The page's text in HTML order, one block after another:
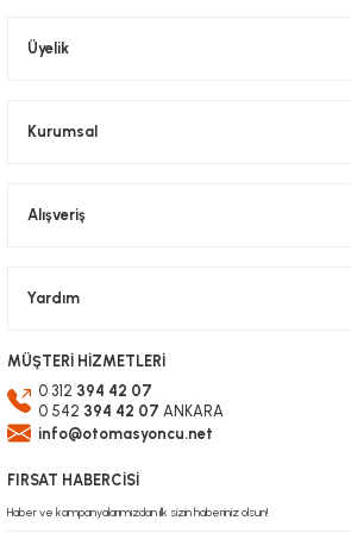
Üyelik
Kurumsal
Alışveriş
Yardım
MÜŞTERİ HİZMETLERİ
0 312 394 42 07
0 542 394 42 07 ANKARA
info@otomasyoncu.net
FIRSAT HABERCİSİ
Haber ve kampanyalarımızdan ilk sizin haberiniz olsun!